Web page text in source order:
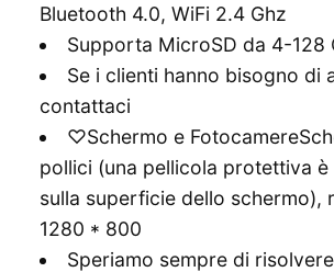
Bluetooth 4.0, WiFi 2.4 Ghz
Supporta MicroSD da 4-128
Se i clienti hanno bisogno di
contattaci
♡Schermo e
pollici (una pellicola protettiva è
sulla superficie dello schermo),
1280 * 800
Speriamo sempre di